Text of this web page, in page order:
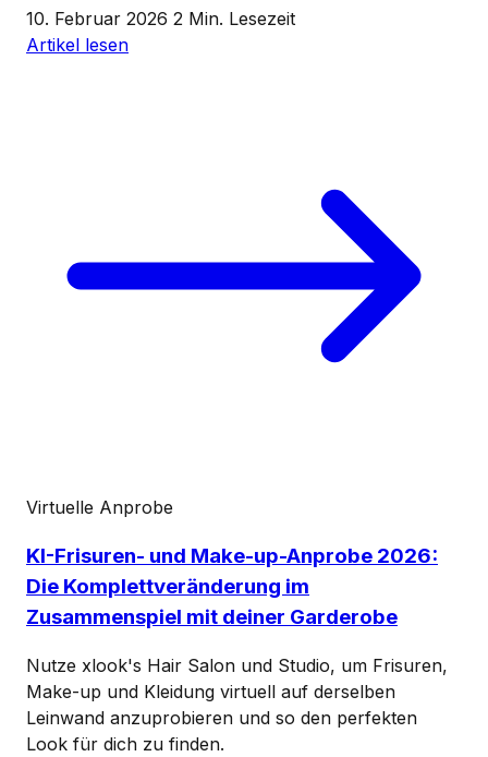
10. Februar 2026 2 Min. Lesezeit
Artikel lesen
Virtuelle Anprobe
KI-Frisuren- und Make-up-Anprobe 2026:
Die Komplettveränderung im
Zusammenspiel mit deiner Garderobe
Nutze xlook's Hair Salon und Studio, um Frisuren,
Make-up und Kleidung virtuell auf derselben
Leinwand anzuprobieren und so den perfekten
Look für dich zu finden.